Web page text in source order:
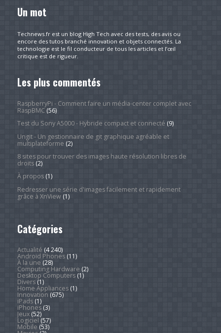
Un mot
Technews.fr est un blog High Tech avec des tests, des avis ou
encore des tutos branché innovation et objets connectés. La
technologie est le fil conducteur de tous les articles et l’œil
critique est de rigueur.
Les plus commentés
RaspberryPi - Comment faire un média-center complet avec
RaspBMC(56)
Test du Sony A5000 - Hybride compact et connecté (9)
Ungit - Un gestionnaire de git graphique agréable et
multiplateforme (2)
8 sites pour trouver des images haute résolution libres de
droits(2)
À propos(1)
Redresser une série d'images facilement et rapidement
grâce à XnView(1)
Catégories
Actualité (4 240)
Android Phones(11)
À la une (28)
Computing Hardware (2)
Desktop Computers(1)
Divers(1)
Home Appliances(1)
Innovation (675)
iPads(1)
iPhones(3)
Jeux(52)
Logiciel (57)
Mobile (53)